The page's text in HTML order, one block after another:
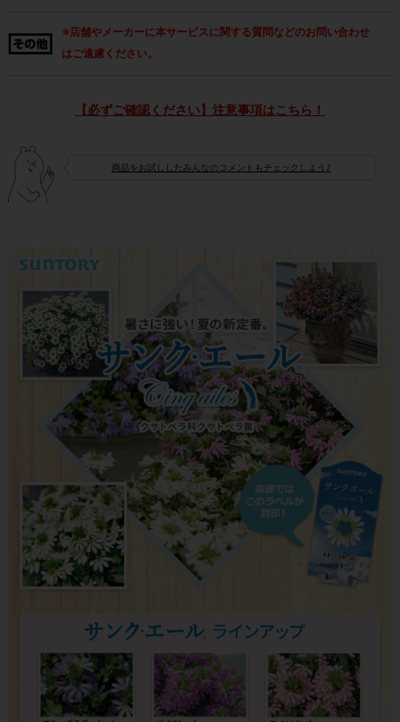
※店舗やメーカーに本サービスに関する質問などのお問い合わせ
はご遠慮ください。
【必ずご確認ください】注意事項はこちら！
商品をお試ししたみんなのコメントもチェックしよう♪